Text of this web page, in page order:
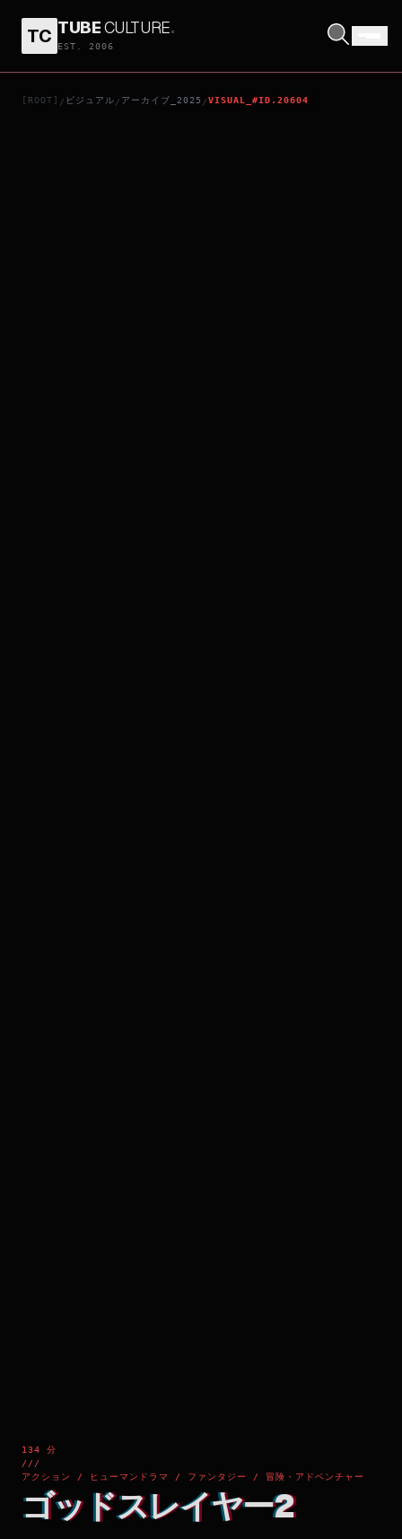
TC TUBECULTURE.
EST. 2006
[ROOT] / ビジュアル / アーカイブ_2025 /VISUAL_#ID.20604
134 分
///
アクション / ヒューマンドラマ / ファンタジー / 冒険・アドベンチャー
ゴッドスレイヤー2
ゴッドスレイヤー2